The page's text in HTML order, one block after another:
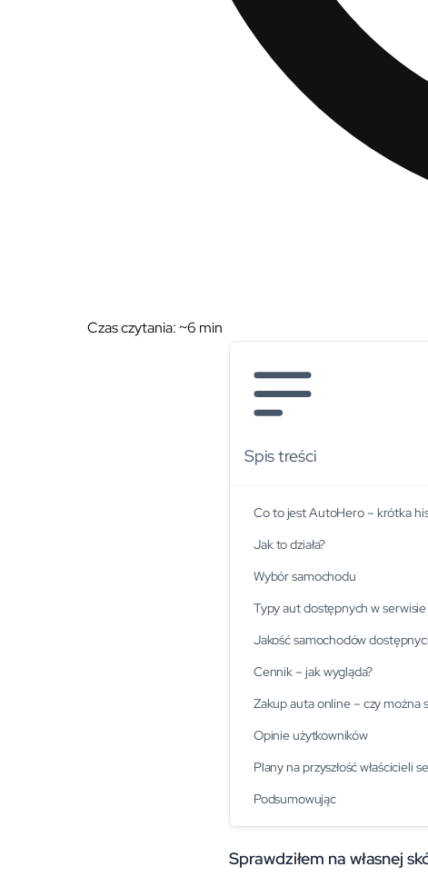
Czas czytania: ~6 min
Spis treści
Co to jest AutoHero – krótka
Jak to działa?
Wybór samochodu
Typy aut dostępnych w serwisie
Jakość samochodów
Cennik – jak wygląda?
Zakup auta online – czy można
Opinie użytkowników
Plany na przyszłość właścicieli
Podsumowując
Sprawdziłem na własnej